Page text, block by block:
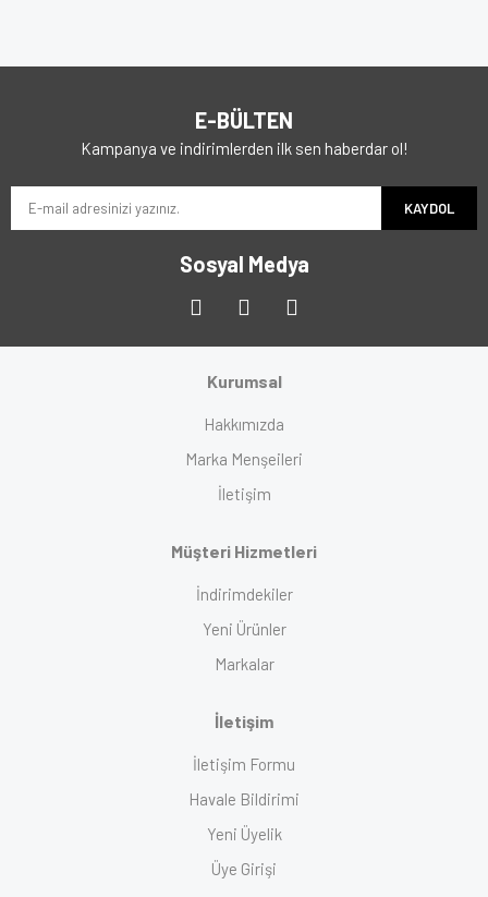
E-BÜLTEN
Kampanya ve indirimlerden ilk sen haberdar ol!
KAYDOL
Sosyal Medya
Kurumsal
Hakkımızda
Marka Menşeileri
İletişim
Müşteri Hizmetleri
İndirimdekiler
Yeni Ürünler
Markalar
İletişim
İletişim Formu
Havale Bildirimi
Yeni Üyelik
Üye Girişi